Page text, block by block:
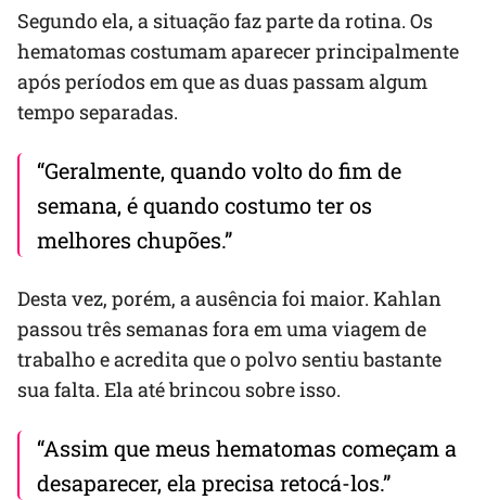
Segundo ela, a situação faz parte da rotina. Os
hematomas costumam aparecer principalmente
após períodos em que as duas passam algum
tempo separadas.
“Geralmente, quando volto do fim de
semana, é quando costumo ter os
melhores chupões.”
Desta vez, porém, a ausência foi maior. Kahlan
passou três semanas fora em uma viagem de
trabalho e acredita que o polvo sentiu bastante
sua falta. Ela até brincou sobre isso.
“Assim que meus hematomas começam a
desaparecer, ela precisa retocá-los.”